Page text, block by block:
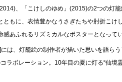
、「こけしのゆめ」(2015)の2つの灯
もに、表情豊かなうさぎたちや肘折こけ
あふれるリズミカルなポスターとなってい
は、灯籠絵の制作者が描いた思いを語ら
ラボレーション。10年目の夏に灯る“仙境